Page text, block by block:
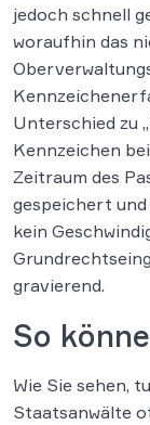
jedoch schnell
woraufhin das
Unterschied zu
Kennzeichen
Zeitraum des
gespeichert und
kein
gravierend.
So
Wie Sie sehen,
Staatsanwälte